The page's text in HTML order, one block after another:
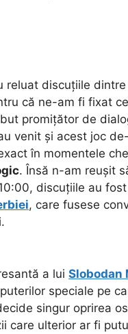
reluat discuțiile dintre
că ne-am fi fixat
promițător de
venit și acest joc
în momentele
. Însă n-am reușit
discuțiile au
, care fusese
a lui Slobodan
speciale pe
singur oprirea
care ulterior ar fi